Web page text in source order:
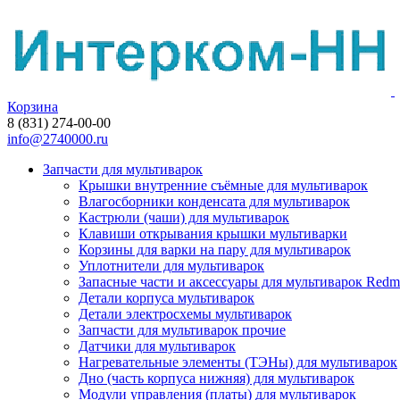
Корзина
8 (831) 274-00-00
info@2740000.ru
Запчасти для мультиварок
Крышки внутренние съёмные для мультиварок
Влагосборники конденсата для мультиварок
Кастрюли (чаши) для мультиварок
Клавиши открывания крышки мультиварки
Корзины для варки на пару для мультиварок
Уплотнители для мультиварок
Запасные части и аксессуары для мультиварок
Детали корпуса мультиварок
Детали электросхемы мультиварок
Запчасти для мультиварок прочие
Датчики для мультиварок
Нагревательные элементы (ТЭНы) для мультиварок
Дно (часть корпуса нижняя) для мультиварок
Модули управления (платы) для мультиварок